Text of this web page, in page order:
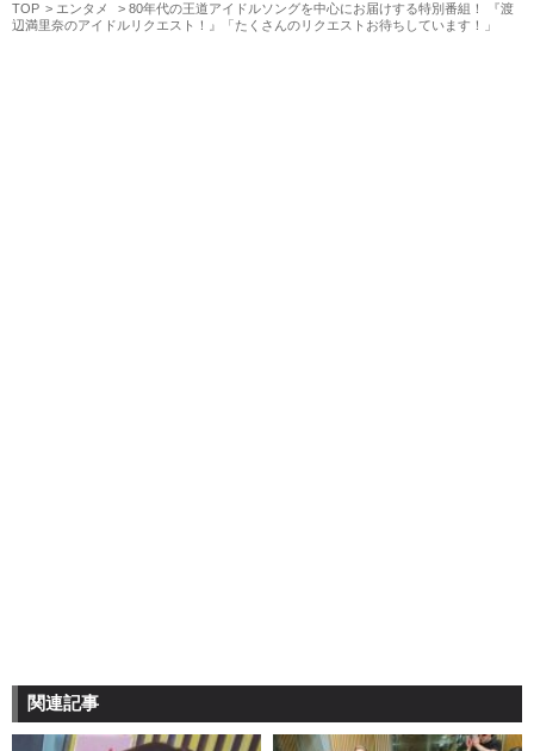
TOP エンタメ
80年代の王道アイドルソングを中心にお届けする特別番組！ 『渡
辺満里奈のアイドルリクエスト！』「たくさんのリクエストお待ちしています！」
関連記事